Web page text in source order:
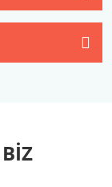
BİZ